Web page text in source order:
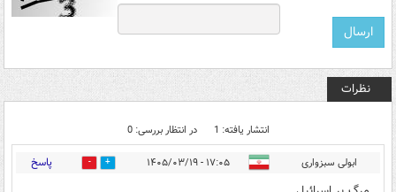
نظرات
انتشار یافته: 1 در انتظار بررسی: 0
ابولی سبزواری ۱۷:۰۵ - ۱۴۰۵/۰۳/۱۹ 0 پاسخ